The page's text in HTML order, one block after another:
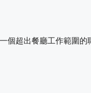
個超出餐廳工作範圍